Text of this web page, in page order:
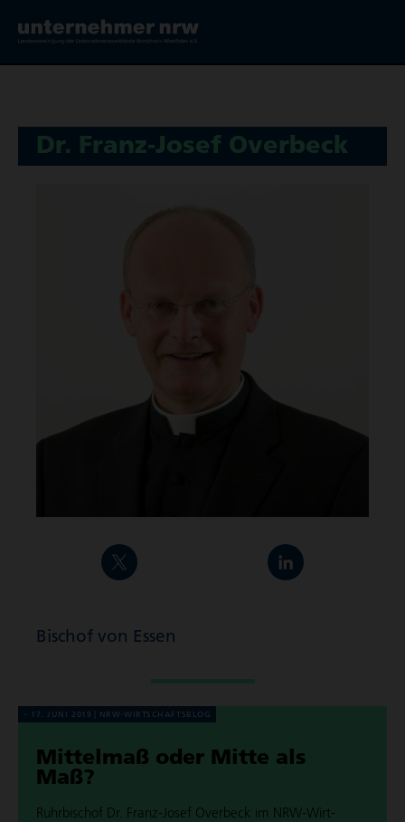
Dr. Franz-Josef Overbeck
Bischof von Essen
17. JUNI 2019 NRW-WIRT­SCHAFTS­BLOG
Mittelmaß oder Mitte als
Maß?
Ruhr­bi­schof Dr. Franz-Josef Overbeck im NRW-Wirt­